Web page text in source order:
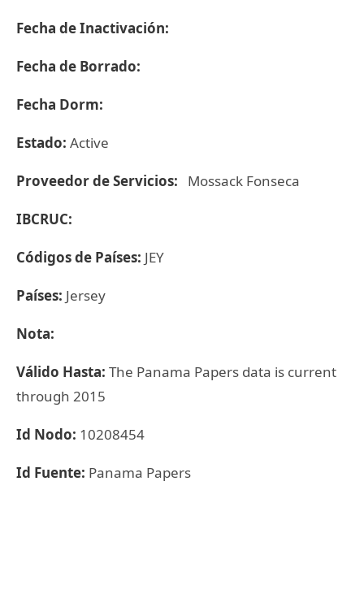
Fecha de Inactivación:
Fecha de Borrado:
Fecha Dorm:
Estado: Active
Proveedor de Servicios: Mossack Fonseca
IBCRUC:
Códigos de Países: JEY
Países: Jersey
Nota:
Válido Hasta: The Panama Papers data is current
through 2015
Id Nodo: 10208454
Id Fuente: Panama Papers